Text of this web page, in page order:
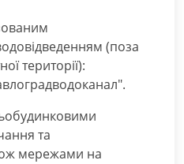
(поза
території):
та
мережами на